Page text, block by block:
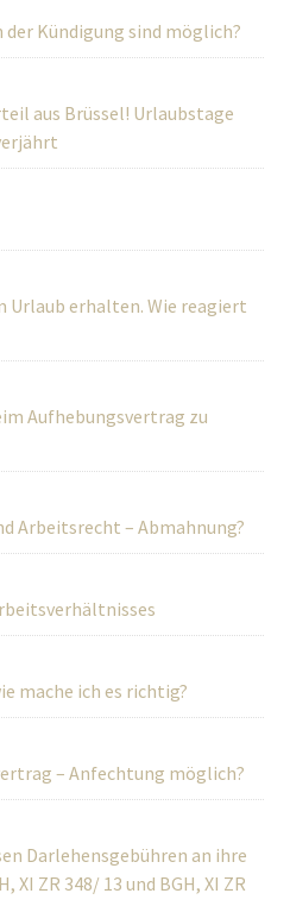
der Kündigung sind möglich?
aus Brüssel! Urlaubstage
Urlaub erhalten. Wie reagiert
Aufhebungsvertrag zu
Arbeitsrecht – Abmahnung?
mache ich es richtig?
– Anfechtung möglich?
Darlehensgebühren an ihre
XI ZR 348/ 13 und BGH, XI ZR